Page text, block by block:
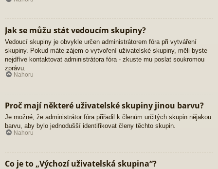
Jak se můžu stát vedoucím skupiny?
Vedoucí skupiny je obvykle určen administrátorem fóra při vytváření
skupiny. Pokud máte zájem o vytvoření uživatelské skupiny, měli byste
nejdříve kontaktovat administrátora fóra - zkuste mu poslat soukromou
zprávu.
Nahoru
Proč mají některé uživatelské skupiny jinou barvu?
Je možné, že administrátor fóra přiřadil k členům určitých skupin nějakou
barvu, aby bylo jednodušší identifikovat členy těchto skupin.
Nahoru
Co je to „Výchozí uživatelská skupina“?